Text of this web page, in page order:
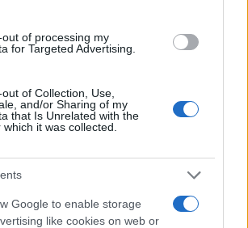
of processing my
for Targeted Advertising.
of Collection, Use,
and/or Sharing of my
that Is Unrelated with the
it was collected.
Google to enable storage
like cookies on web or
lavoro in Abruzzo: come
2026